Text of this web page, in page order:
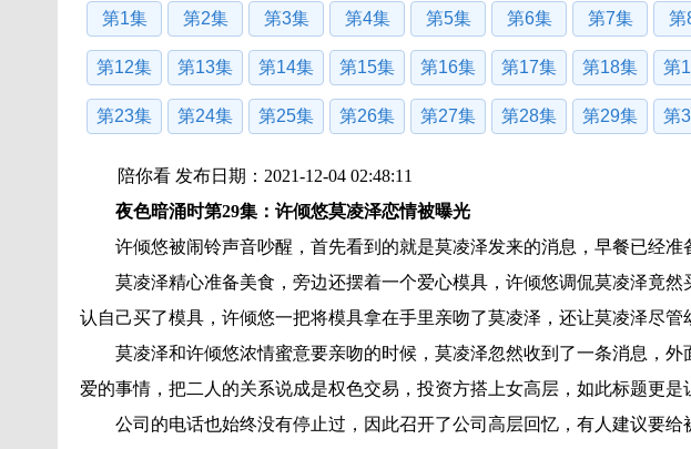
第1集 第2集 第3集 第4集 第5集 第6集 第7集 第
第12集 第13集 第14集 第15集 第16集 第17集 第18集 第
第23集 第24集 第25集 第26集 第27集 第28集 第29集 第
陪你看 发布日期：2021-12-04 02:48:11
夜色暗涌时第29集：许倾悠莫凌泽恋情被曝光
许倾悠被闹铃声音吵醒，首先看到的就是莫凌泽发来的消息，早餐已经准
莫凌泽精心准备美食，旁边还摆着一个爱心模具，许倾悠调侃莫凌泽竟
认自己买了模具，许倾悠一把将模具拿在手里亲吻了莫凌泽，还让莫凌泽尽管
莫凌泽和许倾悠浓情蜜意要亲吻的时候，莫凌泽忽然收到了一条消息，
爱的事情，把二人的关系说成是权色交易，投资方搭上女高层，如此标题更是
公司的电话也始终没有停止过，因此召开了公司高层回忆，有人建议要